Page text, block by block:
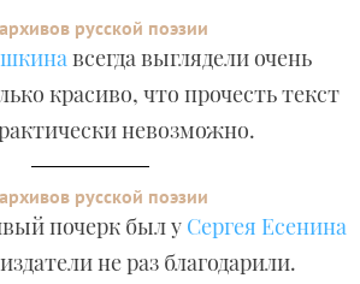
русской поэзии
всегда выглядели очень
красиво, что прочесть текст
невозможно.
русской поэзии
почерк был у Сергея Есенина
не раз благодарили.